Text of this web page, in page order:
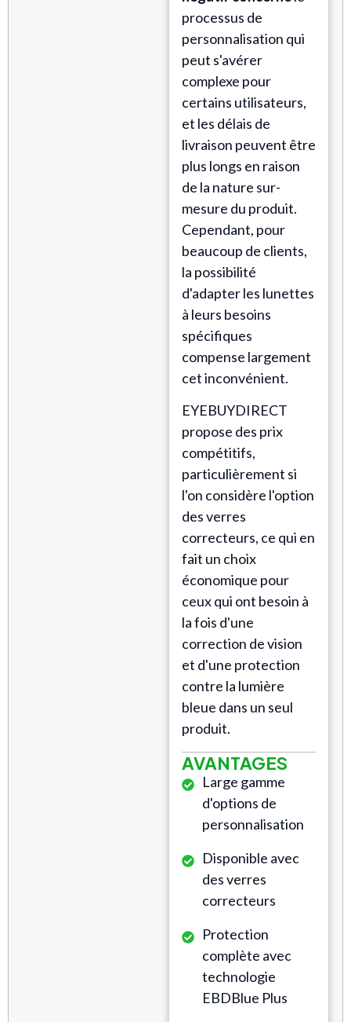
processus de
personnalisation qui
peut s'avérer
complexe pour
certains utilisateurs,
et les délais de
livraison peuvent être
plus longs en raison
de la nature sur-
mesure du produit.
Cependant, pour
beaucoup de clients,
la possibilité
d'adapter les lunettes
à leurs besoins
spécifiques
compense largement
cet inconvénient.
EYEBUYDIRECT
propose des prix
compétitifs,
particulièrement si
l'on considère l'option
des verres
correcteurs, ce qui en
fait un choix
économique pour
ceux qui ont besoin à
la fois d'une
correction de vision
et d'une protection
contre la lumière
bleue dans un seul
produit.
AVANTAGES
Large gamme
d'options de
personnalisation
Disponible avec
des verres
correcteurs
Protection
complète avec
technologie
EBDBlue Plus